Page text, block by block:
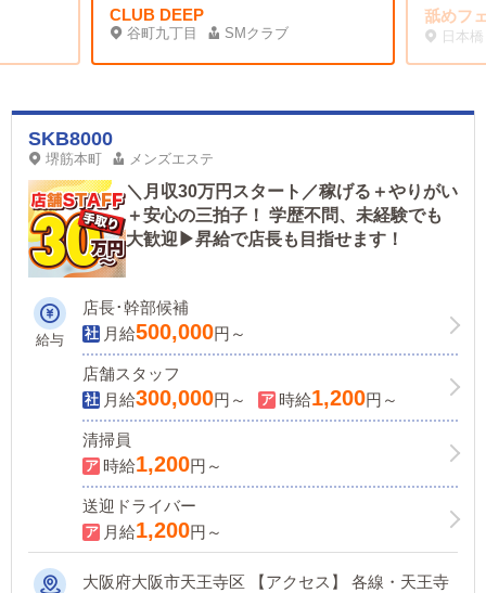
る！
CLUB DEEP
谷町九丁目 SMクラブ
舐めフ
日本橋
SKB8000
堺筋本町 メンズエステ
＼月収30万円スタート／稼げる＋やりがい
＋安心の三拍子！ 学歴不問、未経験でも
大歓迎▶昇給で店長も目指せます！
給与
店長･幹部候補
月給500,000円～
店舗スタッフ
月給300,000円～ 時給1,200円～
清掃員
時給1,200円～
送迎ドライバー
月給1,200円～
大阪府大阪市天王寺区 【アクセス】 各線・天王寺